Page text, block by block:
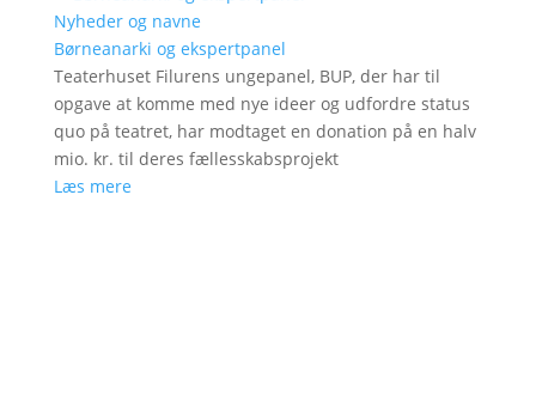
Nyheder og navne
Børneanarki og ekspertpanel
Teaterhuset Filurens ungepanel, BUP, der har til
opgave at komme med nye ideer og udfordre status
quo på teatret, har modtaget en donation på en halv
mio. kr. til deres fællesskabsprojekt
Læs mere